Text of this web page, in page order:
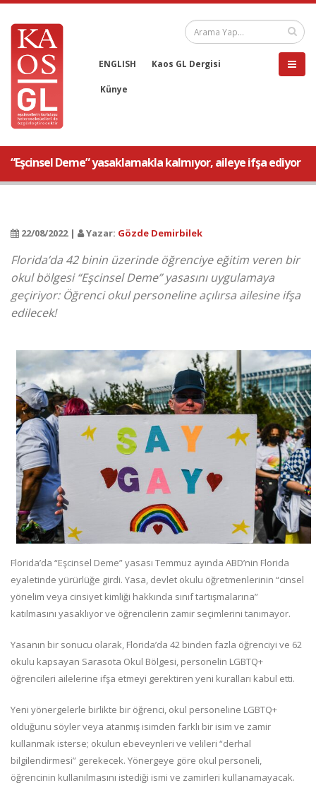
ENGLISH Kaos GL Dergisi
Künye
“Eşcinsel Deme” yasaklamakla kalmıyor, aileye ifşa ediyor
22/08/2022 | Yazar: Gözde Demirbilek
Florida’da 42 binin üzerinde öğrenciye eğitim veren bir
okul bölgesi “Eşcinsel Deme” yasasını uygulamaya
geçiriyor: Öğrenci okul personeline açılırsa ailesine ifşa
edilecek!
Florida’da “Eşcinsel Deme” yasası Temmuz ayında ABD’nin Florida
eyaletinde yürürlüğe girdi. Yasa, devlet okulu öğretmenlerinin “cinsel
yönelim veya cinsiyet kimliği hakkında sınıf tartışmalarına”
katılmasını yasaklıyor ve öğrencilerin zamir seçimlerini tanımayor.
Yasanın bir sonucu olarak, Florida’da 42 binden fazla öğrenciyi ve 62
okulu kapsayan Sarasota Okul Bölgesi, personelin LGBTQ+
öğrencileri ailelerine ifşa etmeyi gerektiren yeni kuralları kabul etti.
Yeni yönergelerle birlikte bir öğrenci, okul personeline LGBTQ+
olduğunu söyler veya atanmış isimden farklı bir isim ve zamir
kullanmak isterse; okulun ebeveynleri ve velileri “derhal
bilgilendirmesi” gerekecek. Yönergeye göre okul personeli,
öğrencinin kullanılmasını istediği ismi ve zamirleri kullanamayacak.